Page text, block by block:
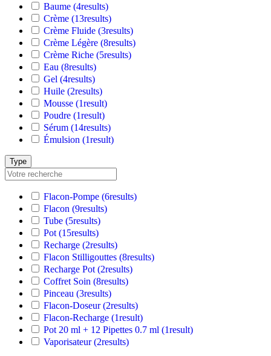
Baume (4results)
Crème (13results)
Crème Fluide (3results)
Crème Légère (8results)
Crème Riche (5results)
Eau (8results)
Gel (4results)
Huile (2results)
Mousse (1result)
Poudre (1result)
Sérum (14results)
Émulsion (1result)
Type
Flacon-Pompe (6results)
Flacon (9results)
Tube (5results)
Pot (15results)
Recharge (2results)
Flacon Stilligouttes (8results)
Recharge Pot (2results)
Coffret Soin (8results)
Pinceau (3results)
Flacon-Doseur(2results)
Flacon-Recharge (1result)
Pot 20 ml + 12 Pipettes 0.7 ml (1result)
Vaporisateur(2results)